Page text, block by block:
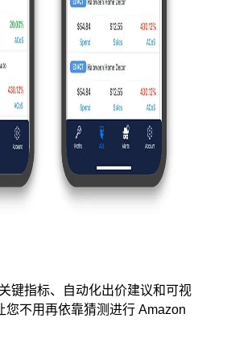
键指标、自动化出价建议和可视
您不用再依靠猜测进行 Amazon